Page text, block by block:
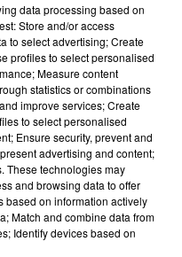
RAPPELLE À
DE...
des vendange 2026
que prévu,
pour rappeler
0h13
0h13
data processing based on
Store and/or access
to select advertising; Create
profiles to select personalised
Measure content
statistics or combinations
improve services; Create
to select personalised
Ensure security, prevent and
advertising and content;
These technologies may
and browsing data to offer
based on information actively
Match and combine data from
Identify devices based on